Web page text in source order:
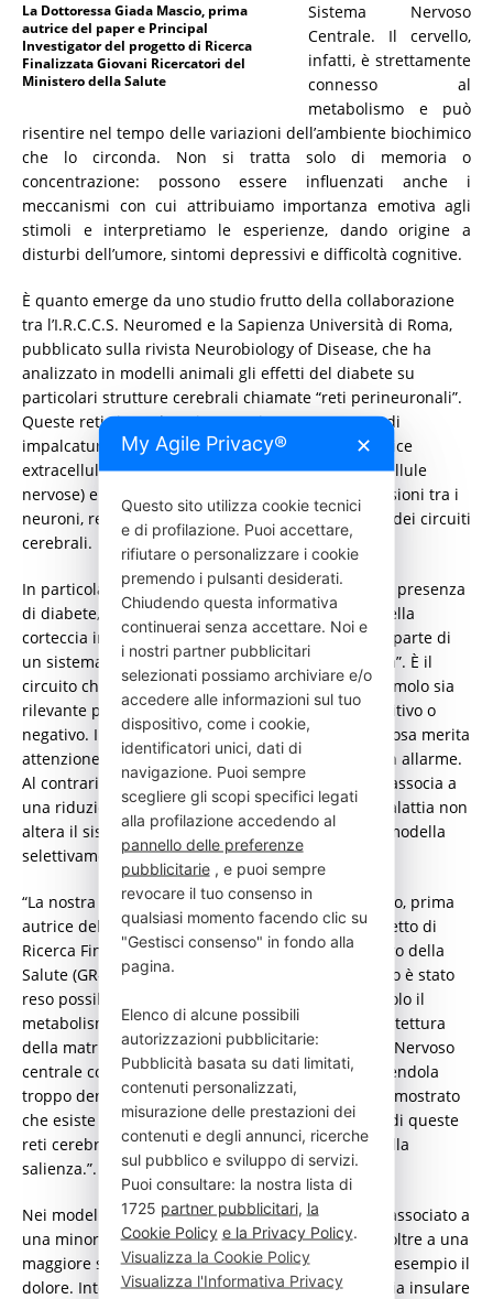
La Dottoressa Giada Mascio, prima
autrice del paper e Principal
Investigator del progetto di Ricerca
Finalizzata Giovani Ricercatori del
Ministero della Salute
Sistema Nervoso
Centrale. Il cervello,
infatti, è strettamente
connesso al
metabolismo e può
risentire nel tempo delle variazioni dell’ambiente biochimico
che lo circonda. Non si tratta solo di memoria o
concentrazione: possono essere influenzati anche i
meccanismi con cui attribuiamo importanza emotiva agli
stimoli e interpretiamo le esperienze, dando origine a
disturbi dell’umore, sintomi depressivi e difficoltà cognitive.
È quanto emerge da uno studio frutto della collaborazione
tra l’I.R.C.C.S. Neuromed e la Sapienza Università di Roma,
pubblicato sulla rivista Neurobiology of Disease, che ha
analizzato in modelli animali gli effetti del diabete su
particolari strutture cerebrali chiamate “reti perineuronali”.
Queste reti circondano i neuroni come una sorta di
impalcatura di sostegno, facendo parte della matrice
extracellulare (cioè dell’ambiente che avvolge le cellule
nervose) e contribuiscono a stabilizzare le connessioni tra i
neuroni, regolando l’equilibrio e il funzionamento dei circuiti
cerebrali.
In particolare, i ricercatori hanno osservato che, in presenza
di diabete, queste strutture risultano più dense nella
corteccia insulare, una regione del cervello che fa parte di
un sistema cerebrale chiamato “rete della salienza”. È il
circuito che ci permette di stabilire quanto uno stimolo sia
rilevante per noi e se abbia un valore emotivo positivo o
negativo. In altre parole, contribuisce a decidere cosa merita
attenzione, cosa ci attrae e cosa, invece, ci mette in allarme.
Al contrario, in altre aree del cervello il diabete si associa a
una riduzione di queste strutture, segno che la malattia non
altera il sistema nervoso in modo uniforme, ma rimodella
selettivamente diversi circuiti.
“La nostra ricerca – dice la Dottoressa Giada Mascio, prima
autrice del paper e Principal Investigator del progetto di
Ricerca Finalizzata Giovani Ricercatori del Ministero della
Salute (GR-2021-12372496) grazie al quale lo studio è stato
reso possibile – mostra che il diabete non altera solo il
metabolismo, ma modifica in modo selettivo l’architettura
della matrice extracellulare in regioni del Sistema Nervoso
centrale coinvolte nell’elaborazione emotiva, rendendola
troppo densa, quasi rigida. La vera svolta è aver dimostrato
che esiste un legame diretto tra l’alterata densità di queste
reti cerebrali e i disturbi comportamentali legati alla
salienza.”.
Nei modelli animali studiati, infatti, il diabete era associato a
una minore attrazione verso stimoli sociali nuovi, oltre a una
maggiore sensibilità agli stimoli negativi, come ad esempio il
dolore. Intervenendo in modo mirato sulla corteccia insulare
My Agile Privacy® ✕
Questo sito utilizza cookie tecnici
e di profilazione. Puoi accettare,
rifiutare o personalizzare i cookie
premendo i pulsanti desiderati.
Chiudendo questa informativa
continuerai senza accettare. Noi e
i nostri partner pubblicitari
selezionati possiamo archiviare e/o
accedere alle informazioni sul tuo
dispositivo, come i cookie,
identificatori unici, dati di
navigazione. Puoi sempre
scegliere gli scopi specifici legati
alla profilazione accedendo al
pannello delle preferenze
pubblicitarie, e puoi sempre
revocare il tuo consenso in
qualsiasi momento facendo clic su
"Gestisci consenso" in fondo alla
pagina.
Elenco di alcune possibili
autorizzazioni pubblicitarie:
Pubblicità basata su dati limitati,
contenuti personalizzati,
misurazione delle prestazioni dei
contenuti e degli annunci, ricerche
sul pubblico e sviluppo di servizi.
Puoi consultare: la nostra lista di
1725 partner pubblicitari, la
Cookie Policy e la Privacy Policy.
Visualizza la Cookie Policy
Visualizza l'Informativa Privacy